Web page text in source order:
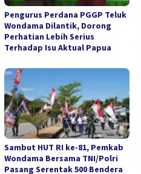
Pengurus Perdana PGGP Teluk
Wondama Dilantik, Dorong
Perhatian Lebih Serius
Terhadap Isu Aktual Papua
Sambut HUT RI ke-81, Pemkab
Wondama Bersama TNI/Polri
Pasang Serentak 500 Bendera